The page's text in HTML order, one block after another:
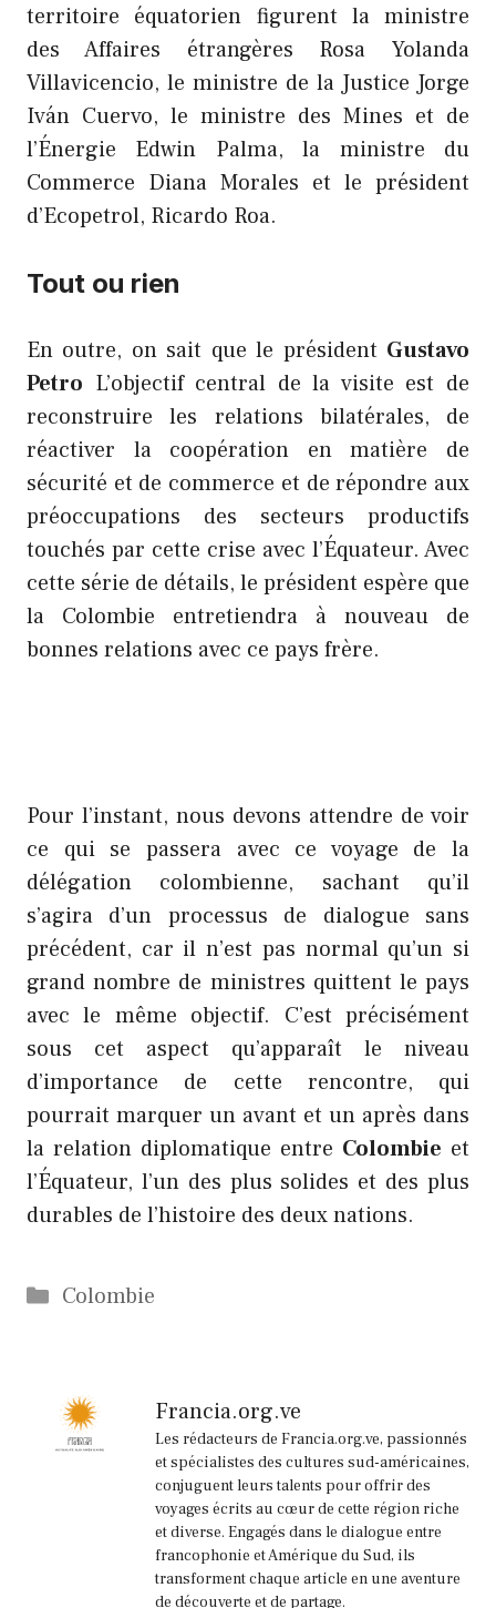
territoire équatorien figurent la ministre
des Affaires étrangères Rosa Yolanda
Villavicencio, le ministre de la Justice Jorge
Iván Cuervo, le ministre des Mines et de
l’Énergie Edwin Palma, la ministre du
Commerce Diana Morales et le président
d’Ecopetrol, Ricardo Roa.
Tout ou rien
En outre, on sait que le président Gustavo
Petro L’objectif central de la visite est de
reconstruire les relations bilatérales, de
réactiver la coopération en matière de
sécurité et de commerce et de répondre aux
préoccupations des secteurs productifs
touchés par cette crise avec l’Équateur. Avec
cette série de détails, le président espère que
la Colombie entretiendra à nouveau de
bonnes relations avec ce pays frère.
Pour l’instant, nous devons attendre de voir
ce qui se passera avec ce voyage de la
délégation colombienne, sachant qu’il
s’agira d’un processus de dialogue sans
précédent, car il n’est pas normal qu’un si
grand nombre de ministres quittent le pays
avec le même objectif. C’est précisément
sous cet aspect qu’apparaît le niveau
d’importance de cette rencontre, qui
pourrait marquer un avant et un après dans
la relation diplomatique entre Colombie et
l’Équateur, l’un des plus solides et des plus
durables de l’histoire des deux nations.
Catégories
Colombie
Francia.org.ve
Les rédacteurs de Francia.org.ve, passionnés
et spécialistes des cultures sud-américaines,
conjuguent leurs talents pour offrir des
voyages écrits au cœur de cette région riche
et diverse. Engagés dans le dialogue entre
francophonie et Amérique du Sud, ils
transforment chaque article en une aventure
de découverte et de partage.